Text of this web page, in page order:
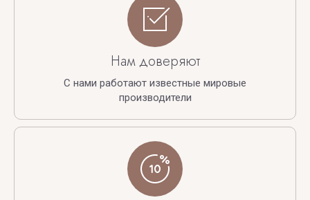
Нам доверяют
С нами работают известные мировые
производители